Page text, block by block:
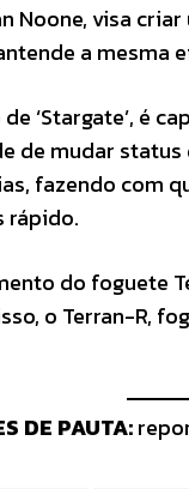
Noone, visa
a
‘Stargate’, é
de mudar
fazendo com
rápido.
do foguete
o Terran-R,
DE PAUTA: